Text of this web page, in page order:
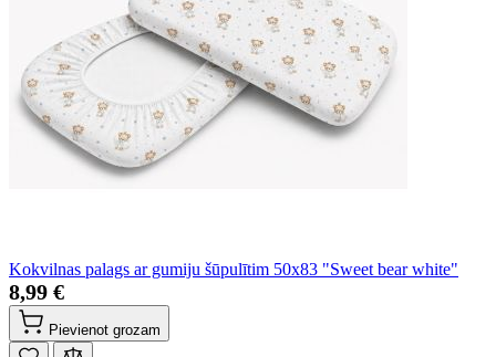
Kokvilnas palags ar gumiju šūpulītim 50x83 "Sweet bear white"
8,99 €
Pievienot grozam